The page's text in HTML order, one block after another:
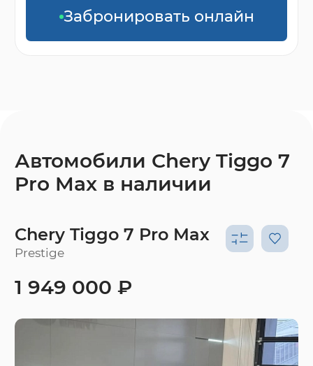
Забронировать онлайн
Автомобили Chery Tiggo 7
Pro Max в наличии
Chery Tiggo 7 Pro Max
Prestige
1 949 000 ₽